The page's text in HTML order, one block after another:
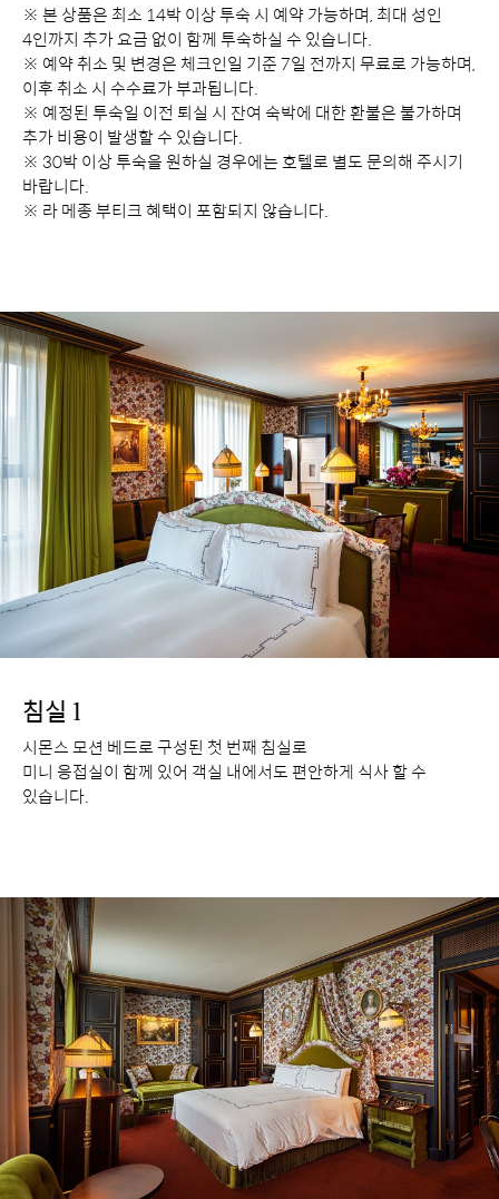
※ 본 상품은 최소 14박 이상 투숙 시 예약 가능하며, 최대 성인
4인까지 추가 요금 없이 함께 투숙하실 수 있습니다.
※ 예약 취소 및 변경은 체크인일 기준 7일 전까지 무료로 가능하며,
이후 취소 시 수수료가 부과됩니다.
※ 예정된 투숙일 이전 퇴실 시 잔여 숙박에 대한 환불은 불가하며
추가 비용이 발생할 수 있습니다.
※ 30박 이상 투숙을 원하실 경우에는 호텔로 별도 문의해 주시기
바랍니다.
※ 라 메종 부티크 혜택이 포함되지 않습니다.
침실 1
시몬스 모션 베드로 구성된 첫 번째 침실로
미니 응접실이 함께 있어 객실 내에서도 편안하게 식사 할 수
있습니다.